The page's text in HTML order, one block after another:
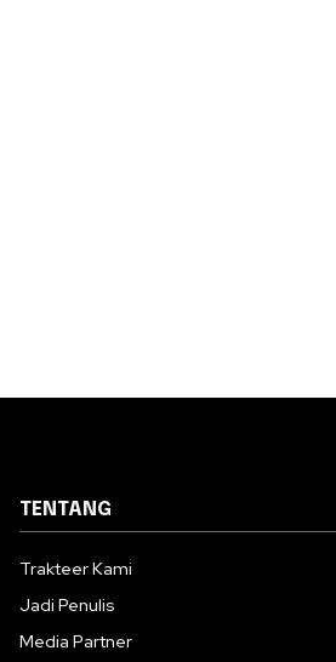
TENTANG
Trakteer Kami
Jadi Penulis
Media Partner